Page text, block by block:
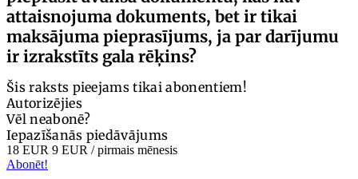
attaisnojuma dokuments, bet ir tikai
maksājuma pieprasījums, ja par darījumu
ir izrakstīts gala rēķins?
Šis raksts pieejams tikai abonentiem!
Autorizējies
Vēl neabonē?
Iepazīšanās piedāvājums
18 EUR 9 EUR / pirmais mēnesis
Abonēt!